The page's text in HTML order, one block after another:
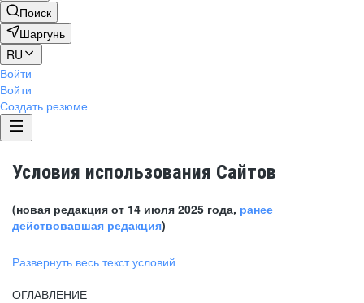
Поиск
Шаргунь
RU
Войти
Войти
Создать резюме
Условия использования Сайтов
(новая редакция от 14 июля 2025 года, ранее
действовавшая редакция)
Развернуть весь текст условий
ОГЛАВЛЕНИЕ